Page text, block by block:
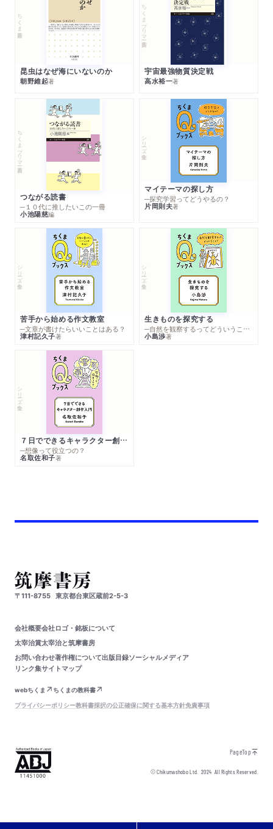
ちくま新書
昆虫はなぜ海にいないのか
朝野維起著
ちくまプリマー新書
宇宙最強物質決定戦
高水裕一著
ちくまプリマー新書
つながる読書
─１０代に推したいこの一冊
小池陽慈編
シリーズ・全集
マイテーマの探し方
─探究学習ってどうやるの？
片岡則夫著
シリーズ・全集
苦手から始める作文教室
─文章が書けたらいいことはある？
津村記久子著
シリーズ・全集
生きものを探究する
─自然を観察するってどういうこと？
小島渉著
シリーズ・全集
７日でできるキャラクター創作入門
─想像って役立つの？
名取佐和子著
〒111-8755 東京都台東区蔵前2-5-3
会社概要会社ロゴ・銘板について
太宰治賞太宰治と筑摩書房
お問い合わせ著作権について出版目録ソーシャルメディア
リンク集サイトマップ
webちくま
ちくまの教科書
プライバシーポリシー教科書採択の公正確保に関する基本方針免責事項
PageTop
© Chikumashobo Ltd.2024 All Rights Reserved.